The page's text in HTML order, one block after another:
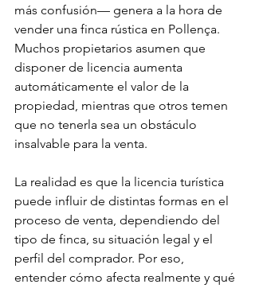
más confusión— genera a la hora de
vender una finca rústica en Pollença.
Muchos propietarios asumen que
disponer de licencia aumenta
automáticamente el valor de la
propiedad, mientras que otros temen
que no tenerla sea un obstáculo
insalvable para la venta.
La realidad es que la licencia turística
puede influir de distintas formas en el
proceso de venta, dependiendo del
tipo de finca, su situación legal y el
perfil del comprador. Por eso,
entender cómo afecta realmente y qué